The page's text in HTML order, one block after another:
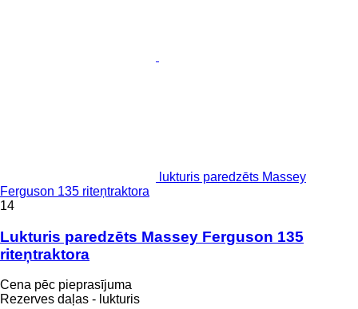
lukturis paredzēts Massey
Ferguson 135 riteņtraktora
14
Lukturis paredzēts Massey Ferguson 135
riteņtraktora
Cena pēc pieprasījuma
Rezerves daļas - lukturis